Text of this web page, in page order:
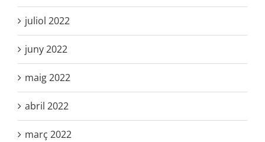
juliol 2022
juny 2022
maig 2022
abril 2022
març 2022